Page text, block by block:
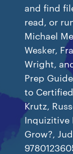
and find
read, or
Michael
Wesker,
Wright,
Prep
to
Krutz,
Inquizitive
Grow?,